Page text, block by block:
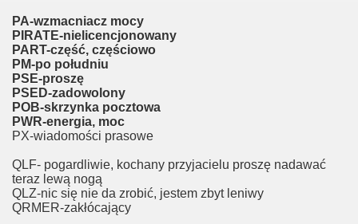
PA-wzmacniacz mocy
PIRATE-nielicencjonowany
PART-część, częściowo
PM-po południu
PSE-proszę
PSED-zadowolony
POB-skrzynka pocztowa
PWR-energia, moc
PX-wiadomości prasowe
QLF- pogardliwie, kochany przyjacielu proszę nadawać
teraz lewą nogą
QLZ-nic się nie da zrobić, jestem zbyt leniwy
QRMER-zakłócający